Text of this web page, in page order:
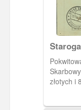
złotych i